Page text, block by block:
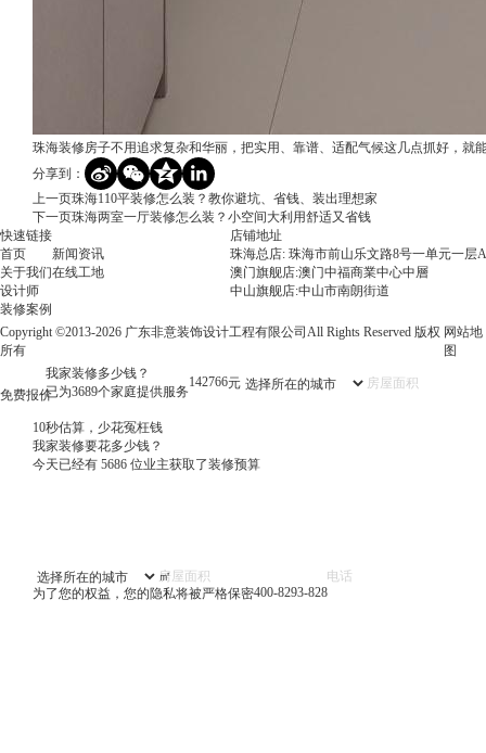
珠海装修房子不用追求复杂和华丽，把实用、靠谱、适配气候这几点抓好，
分享到：
上一页珠海110平装修怎么装？教你避坑、省钱、装出理想家
下一页珠海两室一厅装修怎么装？小空间大利用舒适又省钱
快速链接
首页
关于我们
设计师
装修案例
新闻资讯
在线工地
店铺地址
珠海总店: 珠海市前山乐文路8号一单元一层
澳门旗舰店:澳门中福商業中心中層
中山旗舰店:中山市南朗街道
Copyright ©2013-2026 广东非意装饰设计工程有限公司All Rights Reserved 版权
所有
网站地
图
免费报价
我家装修多少钱？
已为3689个家庭提供服务
87974元
10秒估算，少花冤枉钱
我家装修要花多少钱？
今天已经有 5686 位业主获取了装修预算
㎡
为了您的权益，您的隐私将被严格保密400-8293-828